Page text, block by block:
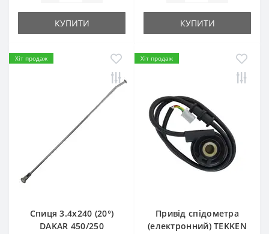
КУПИТИ КУПИТИ
Хіт продаж
Спиця 3.4х240 (20°)
DAKAR 450/250
Хіт продаж
Привід спідометра
(електронний) TEKKEN